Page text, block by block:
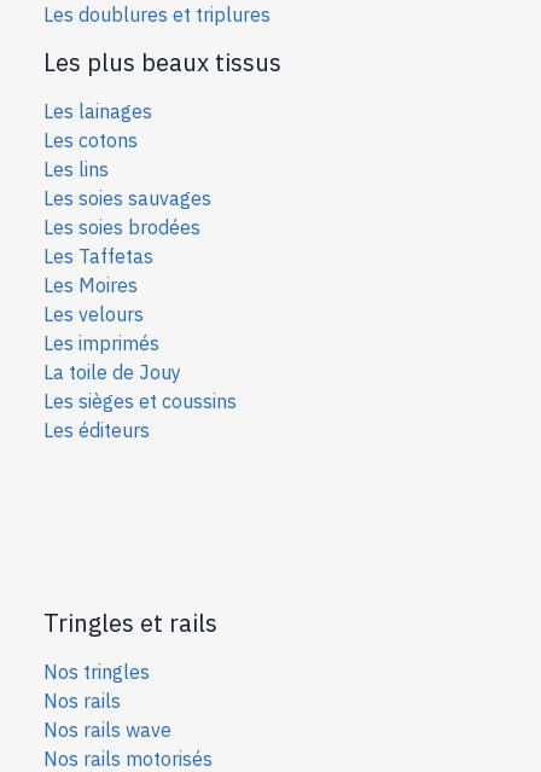
Les doublures et triplures
Les plus beaux tissus
Les lainages
Les cotons
Les lins
Les soies sauvages
Les soies brodées
Les Taffetas
Les Moires
Les velours
Les imprimés
La toile de Jouy
Les sièges et coussins
Les éditeurs
Tringles et rails
Nos tringles
Nos rails
Nos rails wave
Nos rails motorisés